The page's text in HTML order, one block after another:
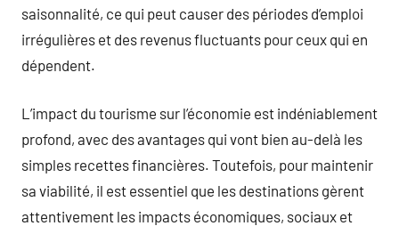
saisonnalité, ce qui peut causer des périodes d’emploi
irrégulières et des revenus fluctuants pour ceux qui en
dépendent.
L’impact du tourisme sur l’économie est indéniablement
profond, avec des avantages qui vont bien au-delà les
simples recettes financières. Toutefois, pour maintenir
sa viabilité, il est essentiel que les destinations gèrent
attentivement les impacts économiques, sociaux et